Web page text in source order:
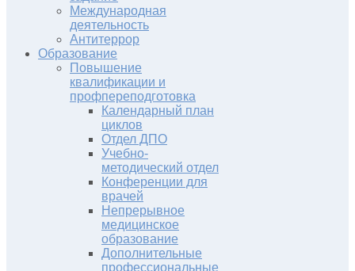
Международная
деятельность
Антитеррор
Образование
Повышение
квалификации и
профпереподготовка
Календарный план
циклов
Отдел ДПО
Учебно-
методический отдел
Конференции для
врачей
Непрерывное
медицинское
образование
Дополнительные
профессиональные